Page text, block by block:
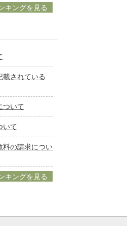
キングを見る
載されている
ついて
いて
料の請求につい
キングを見る